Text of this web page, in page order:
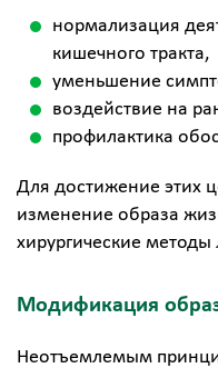
нормализация
кишечного тракта,
уменьшение
воздействие на
профилактика
Для достижение этих
изменение образа
хирургические методы
Модификация
Неотъемлемым